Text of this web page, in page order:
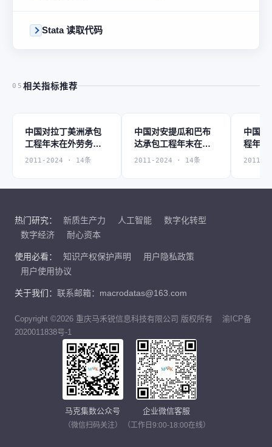
Stata 读取代码
05 相关指标推荐
中国对拉丁美洲承包
工程年末在外劳务人
员
2011-2024 · 14条
中国对安提瓜和巴布
达承包工程年末在外
劳务人员
2011-2024 · 14条
中国对
程年末
2011-
热门研究： 新质生产力 人工智能
数字化转型
数字经济
耐心资本
使用必看： 知识产权保护声明
用户隐私政策
用户使用协议
关于我们： 联系邮箱：macrodatas@163.com
Copyright ©2026 重庆马禾锐信息科技有限公司 版权所有
渝ICP备
2020011838号-1
马克集数公众号
（微信扫码关注）
企业微信客服
（工作日9:00-18:00在线）